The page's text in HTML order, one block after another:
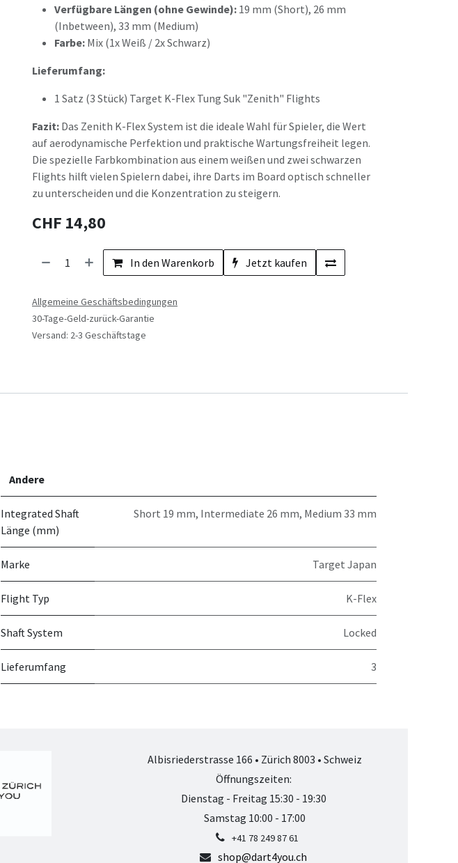
Verfügbare Längen (ohne Gewinde): 19 mm (Short), 26 mm
(Inbetween), 33 mm (Medium)
Farbe: Mix (1x Weiß / 2x Schwarz)
Lieferumfang:
1 Satz (3 Stück) Target K-Flex Tung Suk "Zenith" Flights
Fazit: Das Zenith K-Flex System ist die ideale Wahl für Spieler, die Wert
auf aerodynamische Perfektion und praktische Wartungsfreiheit legen.
Die spezielle Farbkombination aus einem weißen und zwei schwarzen
Flights hilft vielen Spielern dabei, ihre Darts im Board optisch schneller
zu unterscheiden und die Konzentration zu steigern.
CHF 14,80
In den Warenkorb Jetzt kaufen
Allgemeine Geschäftsbedingungen
30-Tage-Geld-zurück-Garantie
Versand: 2-3 Geschäftstage
Andere
Integrated Shaft
Länge (mm)
Short 19 mm, Intermediate 26 mm, Medium 33 mm
Marke Target Japan
Flight Typ K-Flex
Shaft System Locked
Lieferumfang 3
Albisriederstrasse 166 • Zürich 8003 • Schweiz
Öffnungszeiten:
Dienstag - Freitag 15:30 - 19:30
Samstag 10:00 - 17:00
+41 78 249 87 61
shop@dart4you.ch